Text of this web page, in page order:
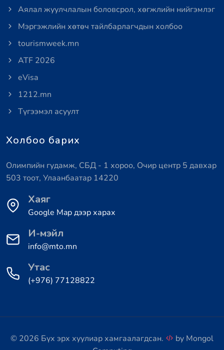
Аялал жуулчлалын боловсрол, хөгжлийн нийгэмлэг
Мэргэжлийн хөтөч тайлбарлагчдын холбоо
tourismweek.mn
ATF 2026
eVisa
1212.mn
Түгээмэл асуулт
Холбоо барих
Олимпийн гудамж, СБД - 1 хороо, Очир центр 5 давхар
503 тоот, Улаанбаатар 14220
Хаяг
Google Map дээр харах
И-мэйл
info@mto.mn
Утас
(+976) 77128822
© 2026 Бүх эрх хуулиар хамгаалагдсан. by Mongol